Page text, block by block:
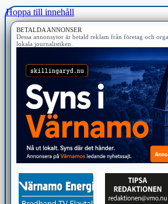
Hoppa till innehåll
BETALDA ANNONSER
Dessa annonsytor är betald reklam från företag och
lokala journalistiken.